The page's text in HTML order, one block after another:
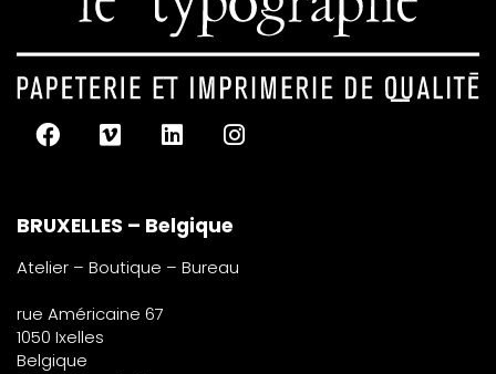
BRUXELLES – Belgique
Atelier – Boutique – Bureau
rue Américaine 67
1050 Ixelles
Belgique